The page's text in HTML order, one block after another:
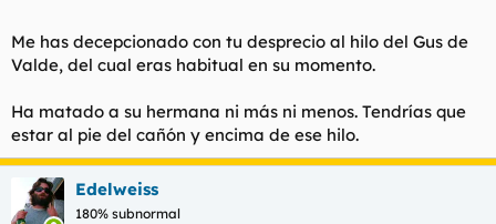
Me has decepcionado con tu desprecio al hilo del Gus de
Valde, del cual eras habitual en su momento.
Ha matado a su hermana ni más ni menos. Tendrías que
estar al pie del cañón y encima de ese hilo.
Edelweiss
180% subnormal